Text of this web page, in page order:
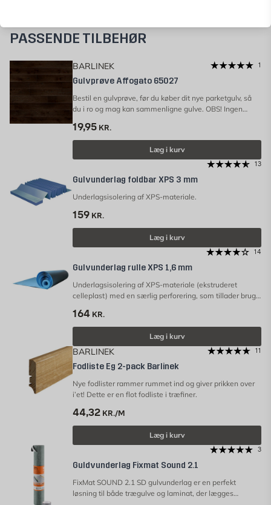
PASSENDE TILBEHØR
BARLINEK 1
Gulvprøve Affogato 65027
Bestil en gulvprøve, før du køber dit nye parketgulv, så
du i ro og mag kan sammenligne gulve. OBS! Ingen
19,95 KR.
Læg i kurv
13
Gulvunderlag foldbar XPS 3 mm
Underlagsisolering af XPS-materiale.
159 KR.
Læg i kurv
14
Gulvunderlag rulle XPS 1,6 mm
Underlagsisolering af XPS-materiale (ekstruderet
celleplast) med en særlig perforering, som tillader brug
gulvvarmesystemer. OBS! Underlagsfoamen er ikke en
dampspærre.
164 KR.
Læg i kurv
BARLINEK 11
Fodliste Eg 2-pack Barlinek
Nye fodlister rammer rummet ind og giver prikken over
i’et! Dette er en flot fodliste i træfiner.
44,32 KR./M
Læg i kurv
3
Guldvunderlag Fixmat Sound 2.1
FixMat SOUND 2.1 SD gulvunderlag er en perfekt
løsning til både trægulve og laminat, der lægges